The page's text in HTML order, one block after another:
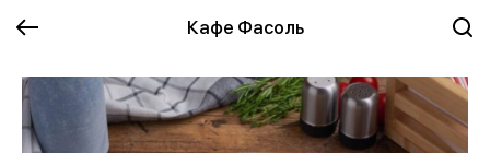
Кафе Фасоль